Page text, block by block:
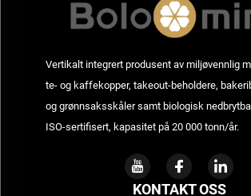
Vertikalt integrert produsent av miljøvennlig
te- og kaffekopper, takeout-beholdere,
og grønnsaksskåler samt biologisk
ISO-sertifisert, kapasitet på 20 000 tonn/år.
KONTAKT OSS